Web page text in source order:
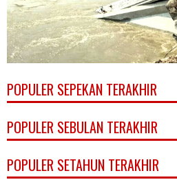
POPULER SEPEKAN TERAKHIR
POPULER SEBULAN TERAKHIR
POPULER SETAHUN TERAKHIR